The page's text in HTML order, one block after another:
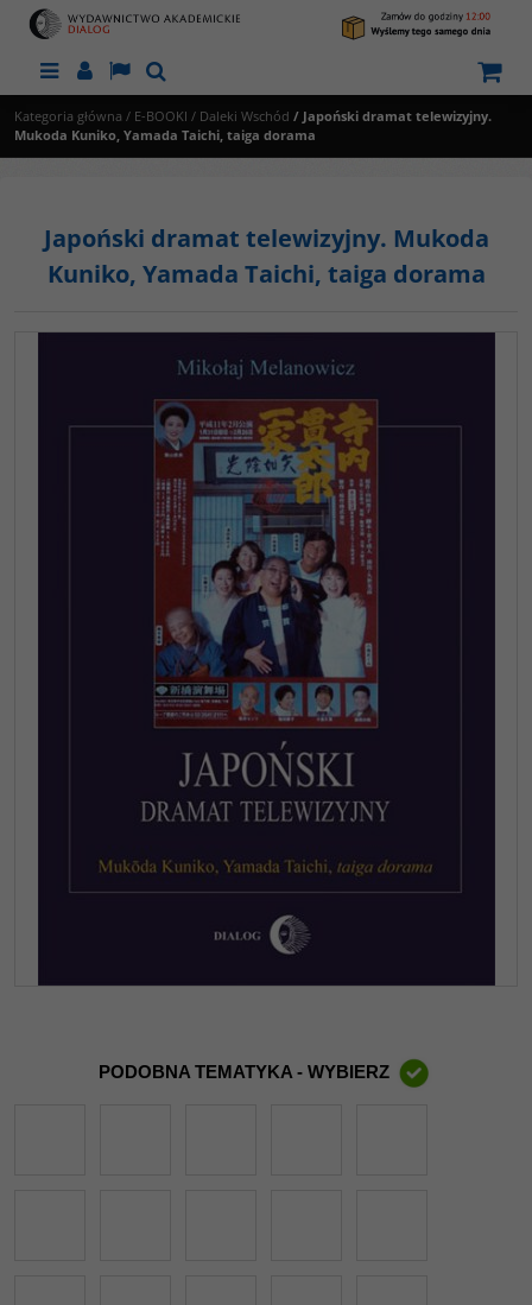
MenuPanelLangSzukaj
Kategoria główna / E-BOOKI / Daleki Wschód / Japoński dramat telewizyjny.
Mukoda Kuniko, Yamada Taichi, taiga dorama
Japoński dramat telewizyjny. Mukoda
Kuniko, Yamada Taichi, taiga dorama
PODOBNA TEMATYKA - WYBIERZ